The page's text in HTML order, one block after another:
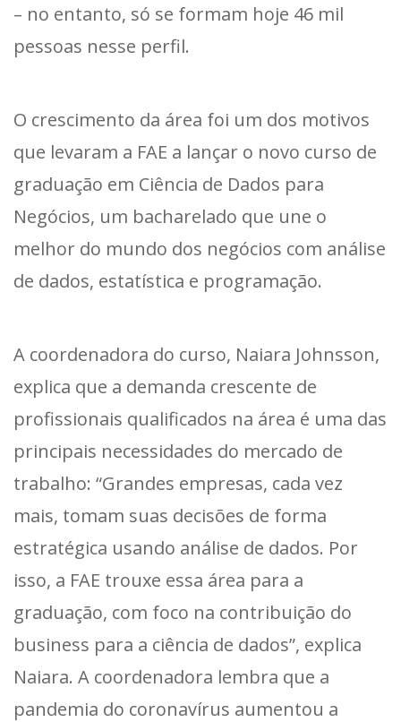
– no entanto, só se formam hoje 46 mil
pessoas nesse perfil.
O crescimento da área foi um dos motivos
que levaram a FAE a lançar o novo curso de
graduação em Ciência de Dados para
Negócios, um bacharelado que une o
melhor do mundo dos negócios com análise
de dados, estatística e programação.
A coordenadora do curso, Naiara Johnsson,
explica que a demanda crescente de
profissionais qualificados na área é uma das
principais necessidades do mercado de
trabalho: “Grandes empresas, cada vez
mais, tomam suas decisões de forma
estratégica usando análise de dados. Por
isso, a FAE trouxe essa área para a
graduação, com foco na contribuição do
business para a ciência de dados”, explica
Naiara. A coordenadora lembra que a
pandemia do coronavírus aumentou a